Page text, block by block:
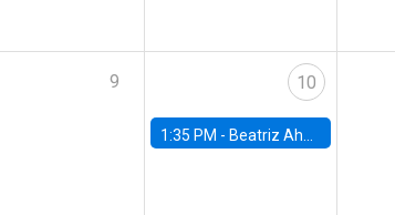
9 10
1:35 PM - Beatriz Ahumada, PhD candidate, Universidad de Pittsburgh